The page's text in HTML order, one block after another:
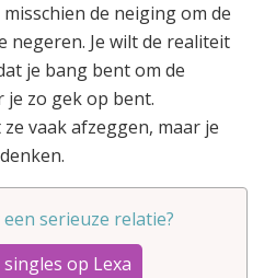
de neiging om de
negeren. Je wilt de realiteit
je bang bent om de
je zo gek op bent.
vaak afzeggen, maar je
serieuze relatie?
op Lexa